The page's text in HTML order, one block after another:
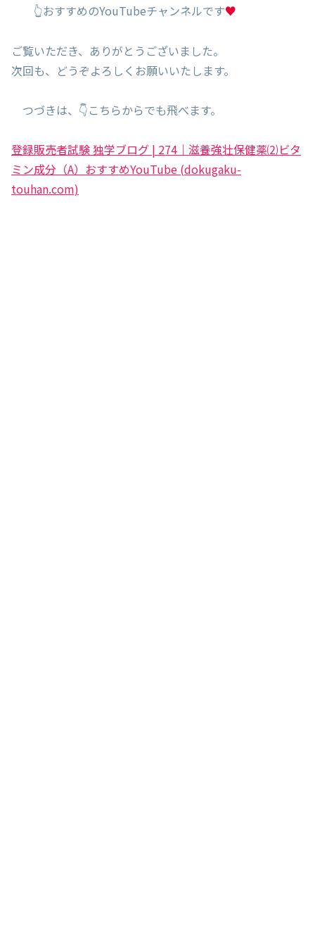
👆おすすめのYouTubeチャンネルです♥
ご覧いただき、ありがとうございました。
次回も、どうぞよろしくお願いいたします。
つづきは、👇こちらからでも飛べます。
登録販売者試験 独学ブログ | 274｜滋養強壮保健薬⑵ビタ
ミン成分（A）おすすめYouTube (dokugaku-
touhan.com)